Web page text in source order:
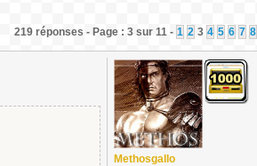
219 réponses - Page : 3 sur 11 - 1 2 3 4 5 6 7 8
Methosgallo